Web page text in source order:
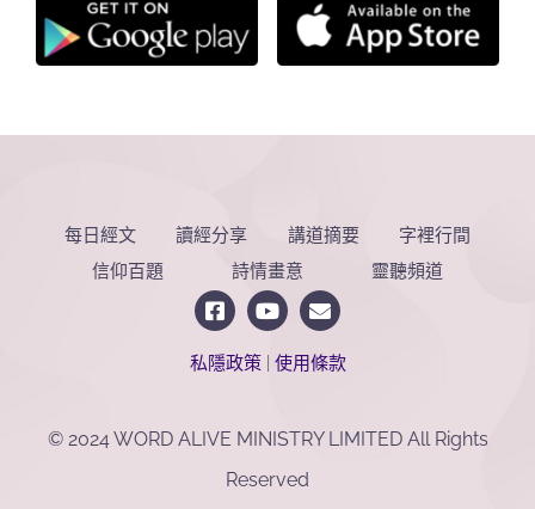
每日經文 讀經分享 講道摘要
字裡行間
信仰百題
詩情畫意 靈聽頻道
私隱政策| 使用條款
© 2024 WORD ALIVE MINISTRY LIMITED All Rights
Reserved